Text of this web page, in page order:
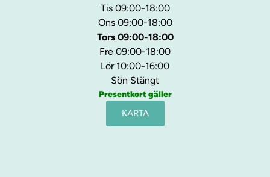
Tis 09:00-18:00
Ons 09:00-18:00
Tors 09:00-18:00
Fre 09:00-18:00
Lör 10:00-16:00
Sön Stängt
Presentkort gäller
KARTA